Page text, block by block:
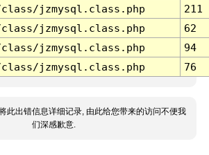
jzmysql.class.php
211
jzmysql.class.php
62
jzmysql.class.php
94
jzmysql.class.php 76
此出错信息详细记录, 由此给您带来的访问不便我
们深感歉意.